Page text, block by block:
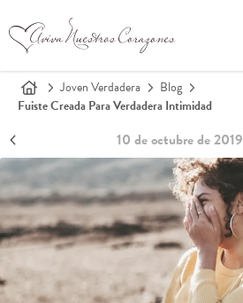
Joven Verdadera
Blog
Fuiste Creada Para Verdadera Intimidad
10 de octubre de 2019